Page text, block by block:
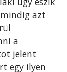
azt
a
jelent
egy ilyen